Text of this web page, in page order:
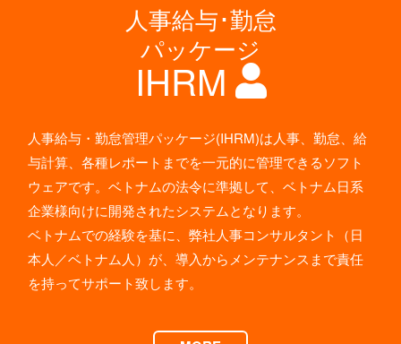
人事給与･勤怠
パッケージ
IHRM
人事給与・勤怠管理パッケージ(IHRM)は人事、勤怠、給
与計算、各種レポートまでを一元的に管理できるソフト
ウェアです。ベトナムの法令に準拠して、ベトナム日系
企業様向けに開発されたシステムとなります。
ベトナムでの経験を基に、弊社人事コンサルタント（日
本人／ベトナム人）が、導入からメンテナンスまで責任
を持ってサポート致します。